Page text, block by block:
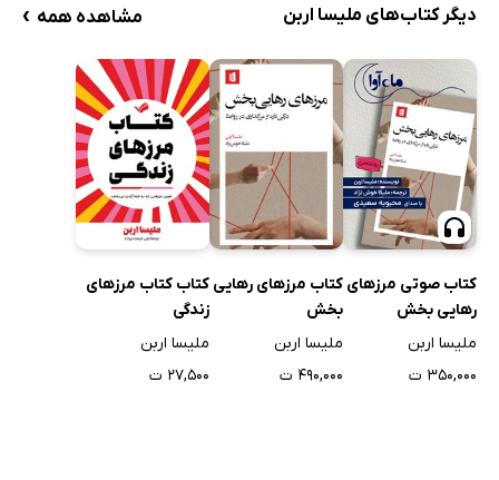
دیگر کتاب‌های ملیسا اربن مشاهده همه ›
کتاب صوتی مرزهای
رهایی بخش
ملیسا اربن
۳۵۰,۰۰۰ ت
کتاب مرزهای رهایی
بخش
ملیسا اربن
۴۹۰,۰۰۰ ت
کتاب کتاب مرزهای
زندگی
ملیسا اربن
۲۷,۵۰۰ ت